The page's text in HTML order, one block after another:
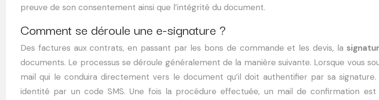
preuve de son consentement ainsi que l’intégrité du document.
Comment se déroule une e-signature ?
Des factures aux contrats, en passant par les bons de commande et les devis, la
documents. Le processus se déroule généralement de la manière suivante. Lorsque vous
mail qui le conduira directement vers le document qu’il doit authentifier par sa
identité par un code SMS. Une fois la procédure effectuée, un mail de confirmation